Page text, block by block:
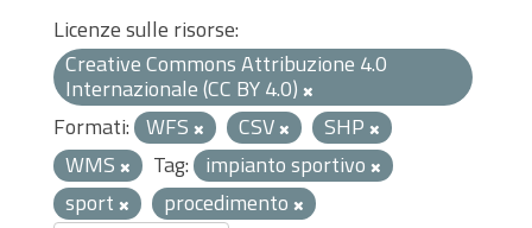
Licenze sulle risorse:
Creative Commons Attribuzione 4.0
Internazionale (CC BY 4.0)
Formati: WFS CSV
SHP
WMS
Tag: impianto sportivo
sport
procedimento